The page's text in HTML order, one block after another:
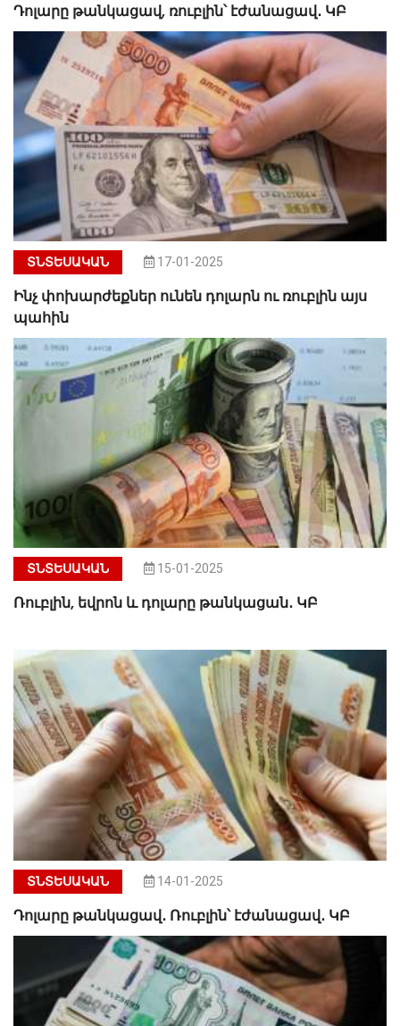
Դոլարը թանկացավ, ռուբլին՝ էժանացավ․ ԿԲ
ՏՆՏԵՍԱԿԱՆ 17-01-2025
Ինչ փոխարժեքներ ունեն դոլարն ու ռուբլին այս
պահին
ՏՆՏԵՍԱԿԱՆ 15-01-2025
Ռուբլին, եվրոն և դոլարը թանկացան․ ԿԲ
ՏՆՏԵՍԱԿԱՆ 14-01-2025
Դոլարը թանկացավ․ Ռուբլին՝ էժանացավ․ ԿԲ